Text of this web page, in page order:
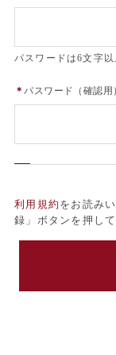
パスワードは6文字
＊ パスワード（確認用
利用規約 をお読み
録」ボタンを押して